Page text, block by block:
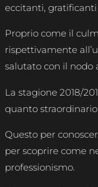
eccitanti,
Proprio come il
rispettivamente
salutato con il nodo
La stagione 2018/
quanto straordinario.
Questo per
per scoprire come
professionismo.